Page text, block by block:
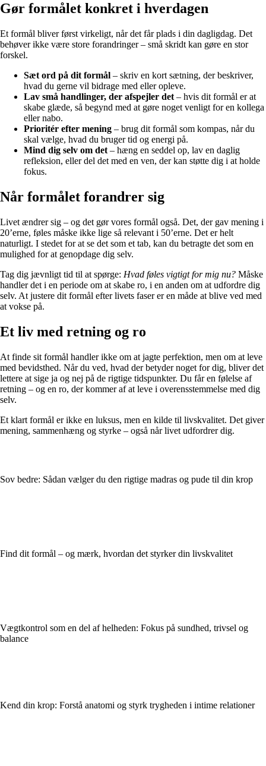
Gør formålet konkret i hverdagen
Et formål bliver først virkeligt, når det får plads i din dagligdag. Det
behøver ikke være store forandringer – små skridt kan gøre en stor
forskel.
Sæt ord på dit formål – skriv en kort sætning, der beskriver,
hvad du gerne vil bidrage med eller opleve.
Lav små handlinger, der afspejler det – hvis dit formål er at
skabe glæde, så begynd med at gøre noget venligt for en kollega
eller nabo.
Prioritér efter mening – brug dit formål som kompas, når du
skal vælge, hvad du bruger tid og energi på.
Mind dig selv om det – hæng en seddel op, lav en daglig
refleksion, eller del det med en ven, der kan støtte dig i at holde
fokus.
Når formålet forandrer sig
Livet ændrer sig – og det gør vores formål også. Det, der gav mening i
20’erne, føles måske ikke lige så relevant i 50’erne. Det er helt
naturligt. I stedet for at se det som et tab, kan du betragte det som en
mulighed for at genopdage dig selv.
Tag dig jævnligt tid til at spørge: Hvad føles vigtigt for mig nu? Måske
handler det i en periode om at skabe ro, i en anden om at udfordre dig
selv. At justere dit formål efter livets faser er en måde at blive ved med
at vokse på.
Et liv med retning og ro
At finde sit formål handler ikke om at jagte perfektion, men om at leve
med bevidsthed. Når du ved, hvad der betyder noget for dig, bliver det
lettere at sige ja og nej på de rigtige tidspunkter. Du får en følelse af
retning – og en ro, der kommer af at leve i overensstemmelse med dig
selv.
Et klart formål er ikke en luksus, men en kilde til livskvalitet. Det giver
mening, sammenhæng og styrke – også når livet udfordrer dig.
Sov bedre: Sådan vælger du den rigtige madras og pude til din krop
Find dit formål – og mærk, hvordan det styrker din livskvalitet
Vægtkontrol som en del af helheden: Fokus på sundhed, trivsel og
balance
Kend din krop: Forstå anatomi og styrk trygheden i intime relationer